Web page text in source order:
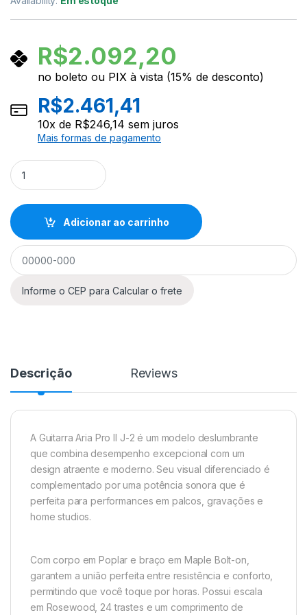
R$2.092,20
no boleto ou PIX à vista (15% de desconto)
R$2.461,41
10x de R$246,14 sem juros
Mais formas de pagamento
Guitarra Aria Pro II J-2 Candy Apple Red quantity
Adicionar ao carrinho
Descrição Reviews
A Guitarra Aria Pro II J-2 é um modelo deslumbrante
que combina desempenho excepcional com um
design atraente e moderno. Seu visual diferenciado é
complementado por uma potência sonora que é
perfeita para performances em palcos, gravações e
home studios.
Com corpo em Poplar e braço em Maple Bolt-on,
garantem a união perfeita entre resistência e conforto,
permitindo que você toque por horas. Possui escala
em Rosewood, 24 trastes e um comprimento de